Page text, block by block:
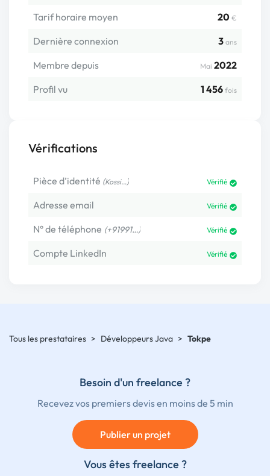
Tarif horaire moyen 20 €
Dernière connexion 3 ans
Membre depuis Mai 2022
Profil vu
1 456 fois
Vérifications
Pièce d’identité (Kossi…) Vérifié
Adresse email Vérifié
N° de téléphone (+91991…) Vérifié
Compte LinkedIn Vérifié
Tous les prestataires > Développeurs Java > Tokpe
Besoin d'un freelance ?
Recevez vos premiers devis en moins de 5 min
Publier un projet
Vous êtes freelance ?